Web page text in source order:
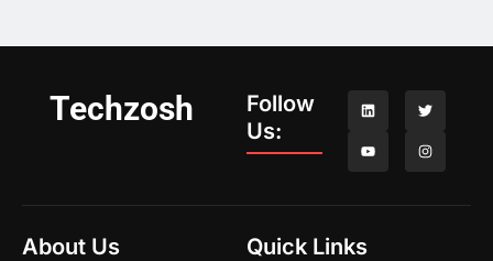
Techzosh
Follow
Us:
About Us Quick Links